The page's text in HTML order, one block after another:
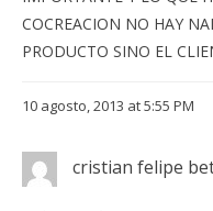
COCREACION NO HAY
PRODUCTO SINO EL
10 agosto, 2013 at 5:55 PM
cristian felipe